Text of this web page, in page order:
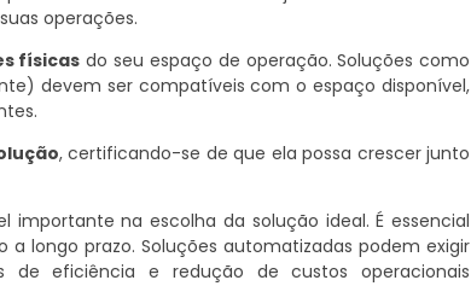
operações.
físicas do seu espaço de operação. Soluções como
devem ser compatíveis com o espaço disponível,
, certificando-se de que ela possa crescer junto
na escolha da solução ideal. É essencial
longo prazo. Soluções automatizadas podem exigir
de eficiência e redução de custos operacionais